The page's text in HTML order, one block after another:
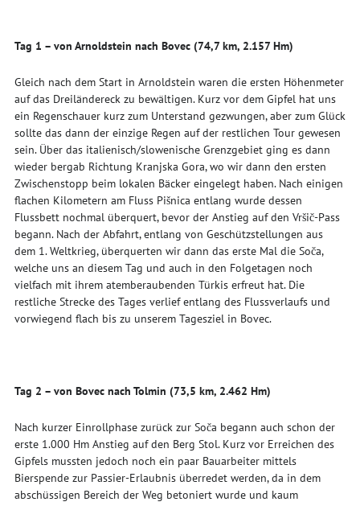
Tag 1 – von Arnoldstein nach Bovec (74,7 km, 2.157 Hm)
Gleich nach dem Start in Arnoldstein waren die ersten Höhenmeter
auf das Dreiländereck zu bewältigen. Kurz vor dem Gipfel hat uns
ein Regenschauer kurz zum Unterstand gezwungen, aber zum Glück
sollte das dann der einzige Regen auf der restlichen Tour gewesen
sein. Über das italienisch/slowenische Grenzgebiet ging es dann
wieder bergab Richtung Kranjska Gora, wo wir dann den ersten
Zwischenstopp beim lokalen Bäcker eingelegt haben. Nach einigen
flachen Kilometern am Fluss Pišnica entlang wurde dessen
Flussbett nochmal überquert, bevor der Anstieg auf den Vršič-Pass
begann. Nach der Abfahrt, entlang von Geschützstellungen aus
dem 1. Weltkrieg, überquerten wir dann das erste Mal die Soča,
welche uns an diesem Tag und auch in den Folgetagen noch
vielfach mit ihrem atemberaubenden Türkis erfreut hat. Die
restliche Strecke des Tages verlief entlang des Flussverlaufs und
vorwiegend flach bis zu unserem Tagesziel in Bovec.
Tag 2 – von Bovec nach Tolmin (73,5 km, 2.462 Hm)
Nach kurzer Einrollphase zurück zur Soča begann auch schon der
erste 1.000 Hm Anstieg auf den Berg Stol. Kurz vor Erreichen des
Gipfels mussten jedoch noch ein paar Bauarbeiter mittels
Bierspende zur Passier-Erlaubnis überredet werden, da in dem
abschüssigen Bereich der Weg betoniert wurde und kaum